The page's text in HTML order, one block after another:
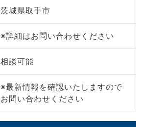
茨城県取手市
※詳細はお問い合わせください
相談可能
※最新情報を確認いたしますので
お問い合わせください